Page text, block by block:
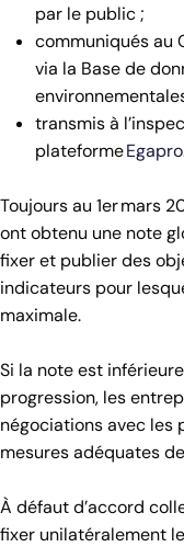
par le public ;
communiqués au
via la Base de
transmis à
plateformeEgapro
Toujours au 1er mars
ont obtenu une note
fixer et publier des
indicateurs pour
maximale.
Si la note est
progression, les
négociations avec les
mesures adéquates
À défaut d’accord
fixer unilatéralement